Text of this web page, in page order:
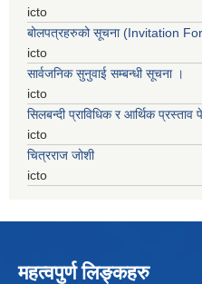
icto
बोलपत्रहरुको सूचना (Invitation
icto
सार्वजनिक सुनुवाई सम्बन्धी सूचना ।
icto
सिलबन्दी प्राविधिक र आर्थिक प्रस्ताव
icto
चित्रराज जोशी
icto
महत्वपुर्ण लिङ्कहरु